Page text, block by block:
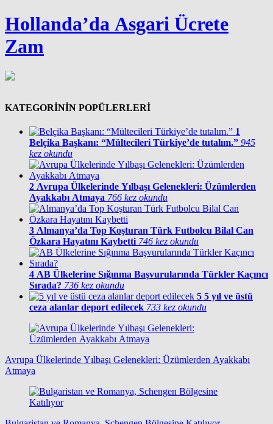
Hollanda’da Asgari Ücrete
Zam
KATEGORİNİN POPÜLERLERİ
1
Belçika Başkanı: “Mültecileri Türkiye’de tutalım.” 945
kez okundu
2 Avrupa Ülkelerinde Yılbaşı Gelenekleri: Üzümlerden
Ayakkabı Atmaya 766 kez okundu
3 Almanya’da Top Koşturan Türk Futbolcu Bilal Can
Özkara Hayatını Kaybetti 746 kez okundu
4 AB Ülkelerine Sığınma Başvurularında Türkler Kaçıncı
Sırada? 736 kez okundu
5 5 yıl ve üstü
ceza alanlar deport edilecek 733 kez okundu
Avrupa Ülkelerinde Yılbaşı Gelenekleri: Üzümlerden Ayakkabı
Atmaya